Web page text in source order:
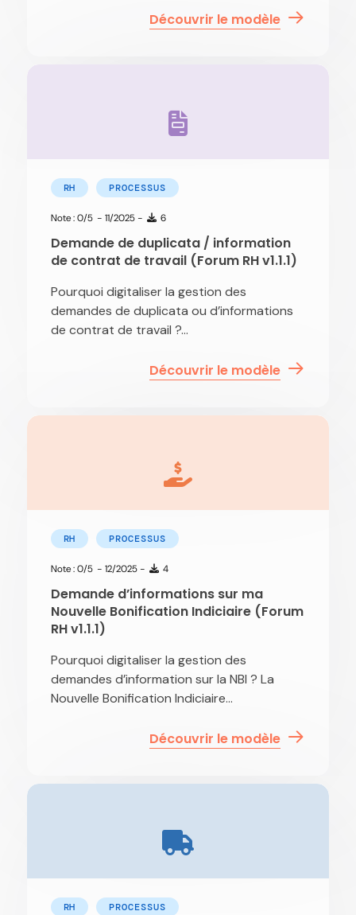
Découvrir le modèle
RH PROCESSUS
Note : 0/5 - 11/2025 - 6
Demande de duplicata / information
de contrat de travail (Forum RH v1.1.1)
Pourquoi digitaliser la gestion des
demandes de duplicata ou d’informations
de contrat de travail ?...
Découvrir le modèle
RH PROCESSUS
Note : 0/5 - 12/2025 - 4
Demande d’informations sur ma
Nouvelle Bonification Indiciaire (Forum
RH v1.1.1)
Pourquoi digitaliser la gestion des
demandes d’information sur la NBI ? La
Nouvelle Bonification Indiciaire...
Découvrir le modèle
RH PROCESSUS